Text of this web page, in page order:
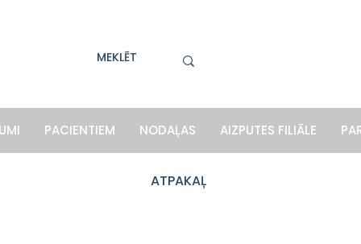
PACIENTIEM NODAĻAS AIZPUTES FILIĀLE
ATPAKAĻ